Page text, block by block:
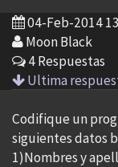
04-Feb-2014
Moon Black
4 Respuestas
Ultima
Codifique un
siguientes datos
1)Nombres y